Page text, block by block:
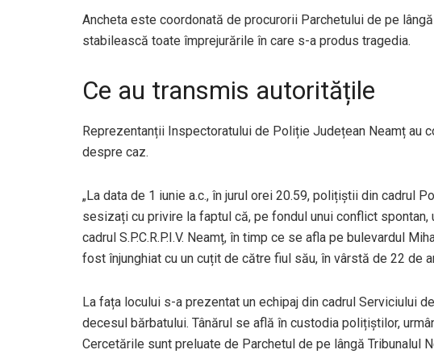
Ancheta este coordonată de procurorii Parchetului de pe
stabilească toate împrejurările în care s-a produs tragedia.
Ce au transmis autoritățile
Reprezentanții Inspectoratului de Poliție Județean Neamț au
despre caz.
„La data de 1 iunie a.c., în jurul orei 20.59, polițiștii din cadrul
sesizați cu privire la faptul că, pe fondul unui conflict
cadrul S.P.C.R.P.I.V. Neamț, în timp ce se afla pe bulevardul
fost înjunghiat cu un cuțit de către fiul său, în vârstă de 22 de
La fața locului s-a prezentat un echipaj din cadrul Serviciului
decesul bărbatului. Tânărul se află în custodia polițiștilor,
Cercetările sunt preluate de Parchetul de pe lângă Tribunalul